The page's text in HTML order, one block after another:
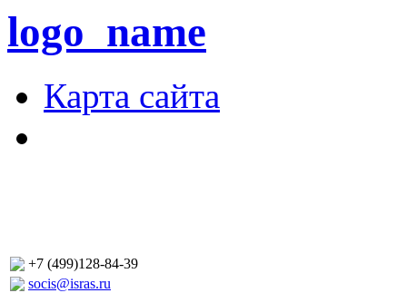
logo_name
Карта сайта
+7 (499)128-84-39
socis@isras.ru